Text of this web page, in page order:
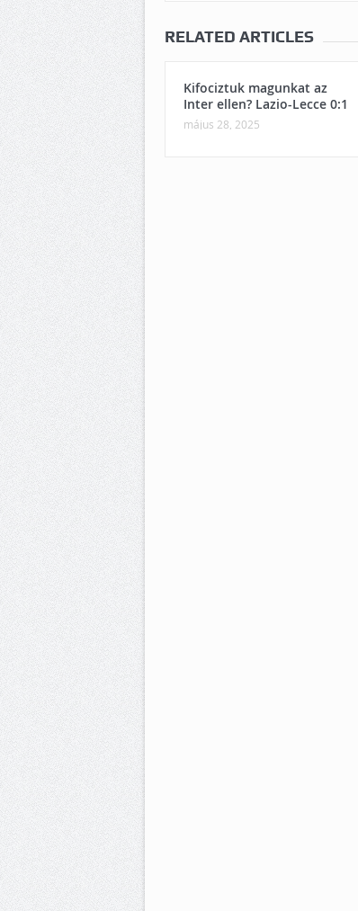
RELATED ARTICLES
Kifociztuk magunkat az
Inter ellen? Lazio-Lecce 0:1
május 28, 2025